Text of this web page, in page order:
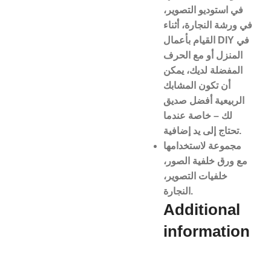
في استوديو التصوير،
في ورشة النجارة، أثناء
القيام بأعمال DIY في
المنزل أو مع الحرف
المفضلة لديك، يمكن
أن تكون المشابك
الربيعية أفضل صديق
لك – خاصة عندما
تحتاج إلى يد إضافية.
مجموعة لاستخدامها
مع ورق خلفية الصور،
خلفيات التصوير،
النجارة.
Additional
information​